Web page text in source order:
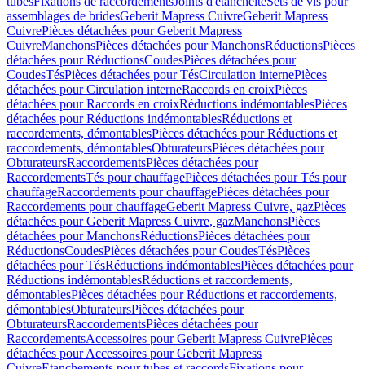
assemblages de bridesGeberit Mapress CuivreGeberit Mapress
CuivrePièces détachées pour Geberit Mapress
CuivreManchonsPièces détachées pour ManchonsRéductionsPièces
détachées pour RéductionsCoudesPièces détachées pour
CoudesTésPièces détachées pour TésCirculation internePièces
détachées pour Circulation interneRaccords en croixPièces
détachées pour Raccords en croixRéductions indémontablesPièces
détachées pour Réductions indémontablesRéductions et
raccordements, démontablesPièces détachées pour Réductions et
raccordements, démontablesObturateursPièces détachées pour
ObturateursRaccordementsPièces détachées pour
RaccordementsTés pour chauffagePièces détachées pour Tés pour
chauffageRaccordements pour chauffagePièces détachées pour
Raccordements pour chauffageGeberit Mapress Cuivre, gazPièces
détachées pour Geberit Mapress Cuivre, gazManchonsPièces
détachées pour ManchonsRéductionsPièces détachées pour
RéductionsCoudesPièces détachées pour CoudesTésPièces
détachées pour TésRéductions indémontablesPièces détachées pour
Réductions indémontablesRéductions et raccordements,
démontablesPièces détachées pour Réductions et raccordements,
démontablesObturateursPièces détachées pour
ObturateursRaccordementsPièces détachées pour
RaccordementsAccessoires pour Geberit Mapress CuivrePièces
détachées pour Accessoires pour Geberit Mapress